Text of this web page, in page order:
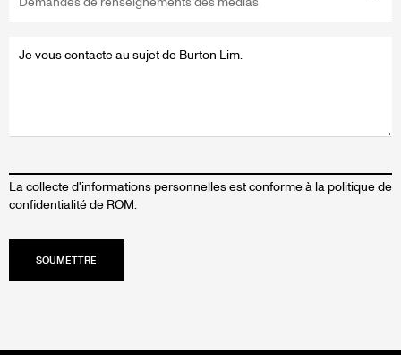
Message
La collecte d'informations personnelles est conforme à la politique de
confidentialité de ROM.